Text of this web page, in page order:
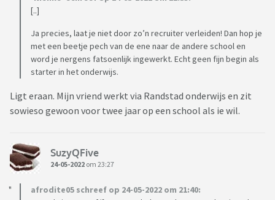
[..]
Ja precies, laat je niet door zo’n recruiter verleiden! Dan hop je
met een beetje pech van de ene naar de andere school en
word je nergens fatsoenlijk ingewerkt. Echt geen fijn begin als
starter in het onderwijs.
Ligt eraan. Mijn vriend werkt via Randstad onderwijs en zit
sowieso gewoon voor twee jaar op een school als ie wil.
SuzyQFive
24-05-2022 om 23:27
afrodite05 schreef op 24-05-2022 om 21:40: